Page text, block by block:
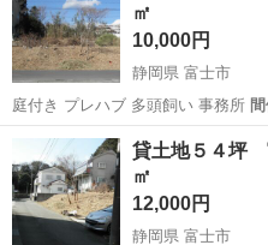
㎡
10,000円
静岡県 富士市
庭付き プレハブ 多頭飼い 事務所
駐…静岡 富士市 土地販売/土地
貸土地５４坪
㎡
12,000円
静岡県 富士市